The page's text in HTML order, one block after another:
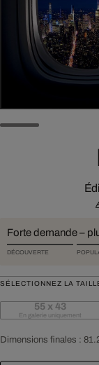
Forte demande –
DÉCOUVERTE
SÉLECTIONNEZ LA
55 x 43
En galerie uniquement
Dimensions finales :